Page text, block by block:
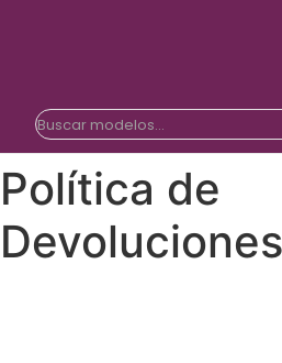
Política de
Devoluciones